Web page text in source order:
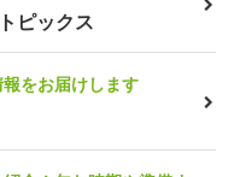
ピックス
をお届けします